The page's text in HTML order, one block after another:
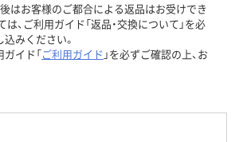
後はお客様のご都合による返品はお受けでき
、ご利用ガイド「返品・交換について」を必
みください。
ガイド「ご利用ガイド 」を必ずご確認の上、お